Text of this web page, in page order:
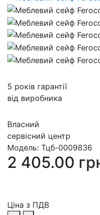
5 років гарантії
від виробника
Власний
сервісний центр
Модель: Тцб-0009836
2 405.00
Ціна з ПДВ